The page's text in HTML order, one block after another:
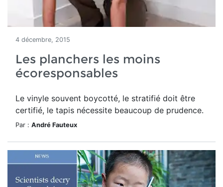
4 décembre, 2015
Les planchers les moins
écoresponsables
Le vinyle souvent boycotté, le stratifié doit être
certifié, le tapis nécessite beaucoup de prudence.
Par : André Fauteux